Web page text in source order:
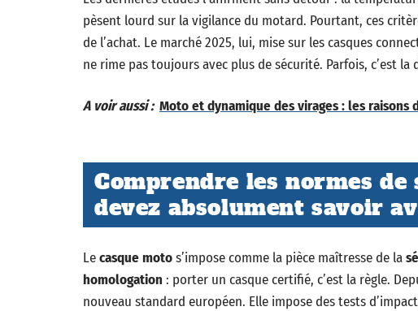
pèsent lourd sur la vigilance du motard. Pourtant, ces
de l’achat. Le marché 2025, lui, mise sur les casques
ne rime pas toujours avec plus de sécurité. Parfois, c’est
A voir aussi : Moto et dynamique des virages : les raisons
Comprendre les normes de
devez absolument savoir
Lecasque motos’impose comme la pièce maîtresse de la
homologation : porter un casque certifié, c’est la règle.
nouveau standard européen. Elle impose des tests